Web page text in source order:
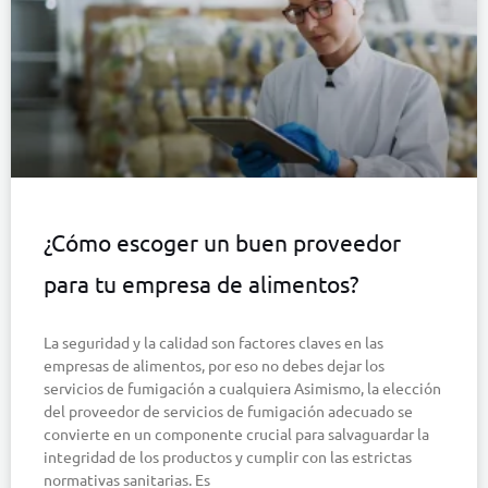
¿Cómo escoger un buen proveedor
para tu empresa de alimentos?
La seguridad y la calidad son factores claves en las
empresas de alimentos, por eso no debes dejar los
servicios de fumigación a cualquiera Asimismo, la elección
del proveedor de servicios de fumigación adecuado se
convierte en un componente crucial para salvaguardar la
integridad de los productos y cumplir con las estrictas
normativas sanitarias. Es